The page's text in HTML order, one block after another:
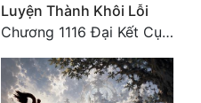
Luyện Thành Khôi Lỗi
Chương 1116 Đại Kết Cục (Cuối Cùng) (2)